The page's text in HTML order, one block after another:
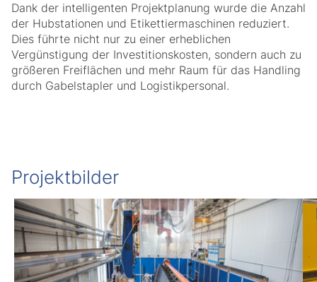
Dank der intelligenten Projektplanung wurde die Anzahl
der Hubstationen und Etikettiermaschinen reduziert.
Dies führte nicht nur zu einer erheblichen
Vergünstigung der Investitionskosten, sondern auch zu
größeren Freiflächen und mehr Raum für das Handling
durch Gabelstapler und Logistikpersonal.
Projektbilder